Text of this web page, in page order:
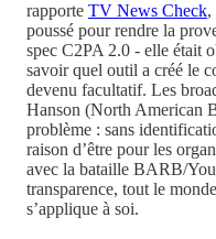
rapporte TV News Check,
poussé pour rendre la
spec C2PA 2.0 - elle était
savoir quel outil a créé le
devenu facultatif. Les
Hanson (North American
problème : sans
raison d’être pour les
avec la bataille BARB/
transparence, tout le
s’applique à soi.